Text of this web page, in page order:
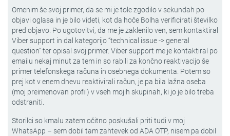
Omenim še svoj primer, da se mi je tole zgodilo v sekundah po
objavi oglasa in je bilo videti, kot da hoče Bolha verificirati številko
pred objavo. Po ugotovitvi, da me je zaklenilo ven, sem kontaktiral
Viber support in dal kategorijo “technical issue -> general
question” ter opisal svoj primer. Viber support me je kontaktiral po
emailu nekaj minut za tem in so rabili za končno reaktivacijo še
primer telefonskega računa in osebnega dokumenta. Potem so
prej kot v enem dnevu reaktivirali račun, je pa bila lažna oseba
(moj preimenovan profil) v vseh mojih skupinah, ki jo je bilo treba
odstraniti.
Storilci so kmalu zatem očitno poskušali priti tudi v moj
WhatsApp – sem dobil tam zahtevek od ADA OTP, nisem pa dobil